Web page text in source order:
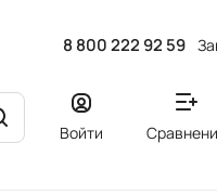
8 800 222 92 59
Войти